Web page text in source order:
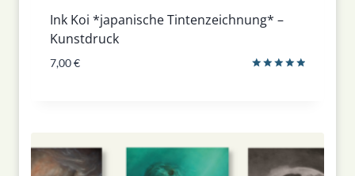
Ink Koi *japanische Tintenzeichnung* –
Kunstdruck
7,00€